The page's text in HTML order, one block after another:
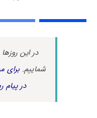
در این
شماییم.برای
در پیام